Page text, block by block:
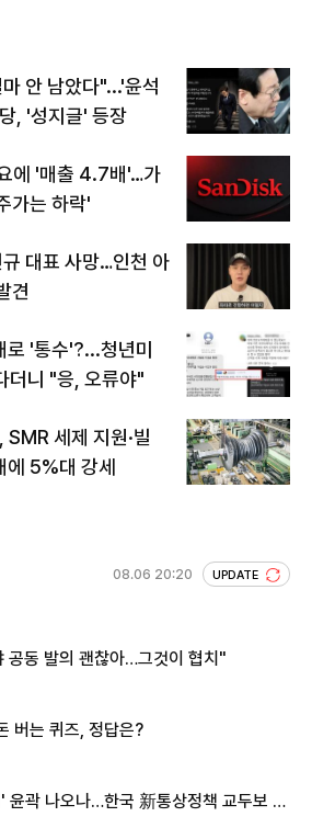
안 남았다"...'윤석
, '성지글' 등장
에 '매출 4.7배'…가
가는 하락'
대표 사망…인천 아
견
로 '통수'?...청년미
더니 "응, 오류야"
세제 지원·빌
에 5%대 강세
08.06 20:20 UPDATE
동 발의 괜찮아…그것이 협치"
버는 퀴즈, 정답은?
윤곽 나오나…한국 新통상정책 교두보 활